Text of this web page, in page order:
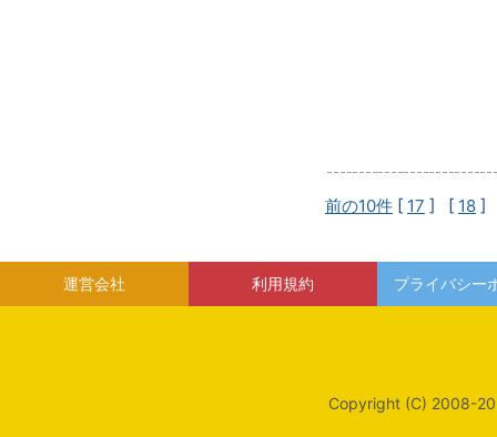
前の10件 [ 17 ] [ 18 ]
運営会社 利用規約 プライバシー
Copyright (C) 2008-